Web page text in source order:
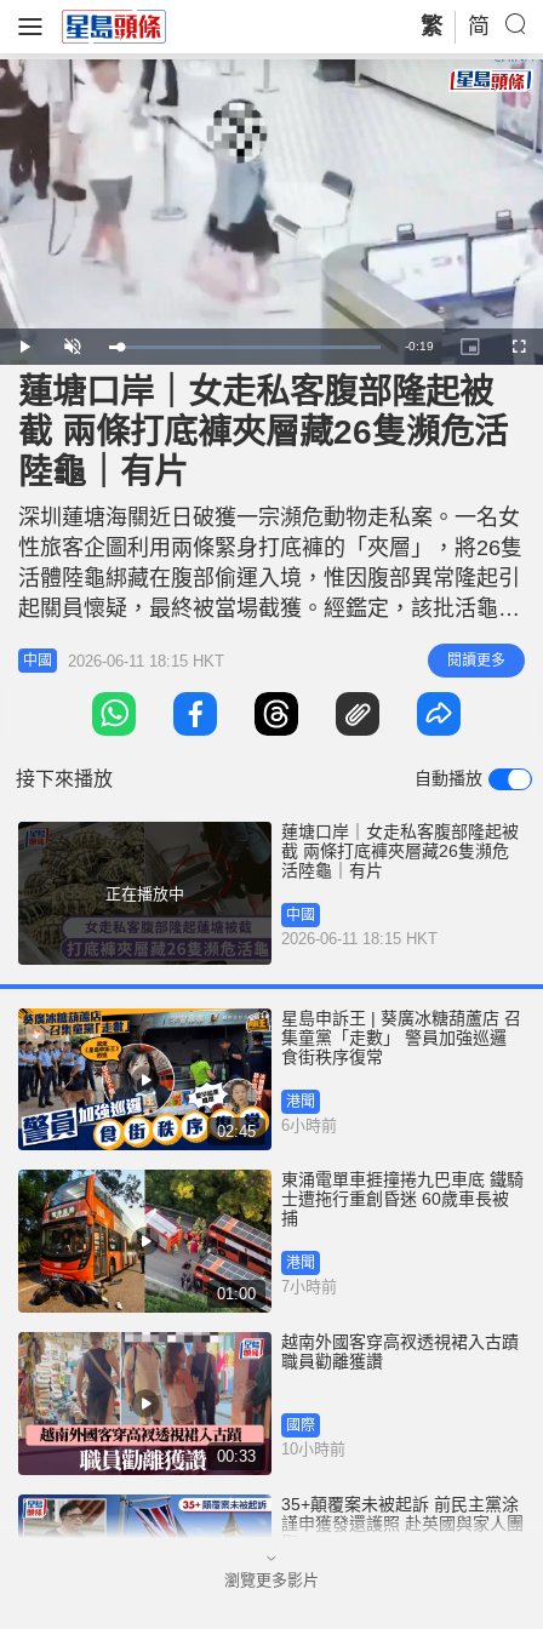
繁 简
P
l
a
y
U
n
m
u
t
e
L
o
a
d
e
d
:
1
R
e
m
n
n
-0:19
P
i
c
t
u
e
-
i
t
r
e
F
u
蓮塘口岸｜女走私客腹部隆起被
截 兩條打底褲夾層藏26隻瀕危活
陸龜｜有片
深圳蓮塘海關近日破獲一宗瀕危動物走私案。一名女
性旅客企圖利用兩條緊身打底褲的「夾層」，將26隻
活體陸龜綁藏在腹部偷運入境，惟因腹部異常隆起引
起關員懷疑，最終被當場截獲。經鑑定，該批活龜全
屬受國家二級保護的瀕危物種「赫爾曼陸龜」。 據
蓮塘海關通報，海關關員日前在旅檢入境大廳進行日
常監管時，發現一名選擇「綠色通道」通關的女性旅
客步姿有異，且其腹部有明顯的不尋常隆起。關員隨
中國 2026-06-11 18:15 HKT 閱讀更多
接下來播放 自動播放
正在播放中
蓮塘口岸｜女走私客腹部隆起被
截 兩條打底褲夾層藏26隻瀕危
活陸龜｜有片
中國
2026-06-11 18:15 HKT
02:45
星島申訴王 | 葵廣冰糖葫蘆店 召
集童黨「走數」 警員加強巡邏
食街秩序復常
港聞
6小時前
01:00
東涌電單車捱撞捲九巴車底 鐵騎
士遭拖行重創昏迷 60歲車長被
捕
港聞
7小時前
00:33
越南外國客穿高衩透視裙入古蹟
職員勸離獲讚
國際
10小時前
35+顛覆案未被起訴 前民主黨涂
謹申獲發還護照 赴英國與家人團
港聞
瀏覽更多影片